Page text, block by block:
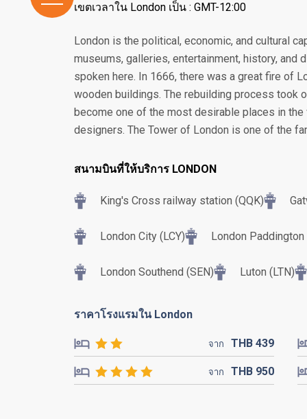
เขตเวลาใน London เป็น : GMT-12:00
London is the political, economic, and cultural
museums, galleries, entertainment, history, and
spoken here. In 1666, there was a great fire of
wooden buildings. The rebuilding process took
become one of the most desirable places in
designers. The Tower of London is one of the
สนามบินที่ให้บริการ LONDON
King's Cross railway station (QQK)
London City (LCY) London
London Southend (SEN) Luton (LTN)
ราคาโรงแรมใน London
จาก THB 439
จาก THB 950